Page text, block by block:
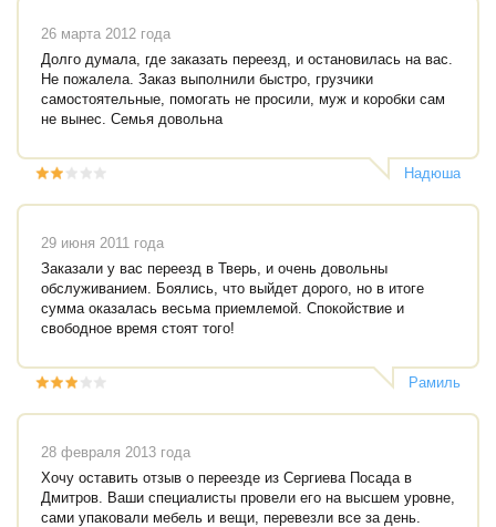
26 марта 2012 года
Долго думала, где заказать переезд, и остановилась на вас.
Не пожалела. Заказ выполнили быстро, грузчики
самостоятельные, помогать не просили, муж и коробки сам
не вынес. Семья довольна
Надюша
29 июня 2011 года
Заказали у вас переезд в Тверь, и очень довольны
обслуживанием. Боялись, что выйдет дорого, но в итоге
сумма оказалась весьма приемлемой. Спокойствие и
свободное время стоят того!
Рамиль
28 февраля 2013 года
Хочу оставить отзыв о переезде из Сергиева Посада в
Дмитров. Ваши специалисты провели его на высшем уровне,
сами упаковали мебель и вещи, перевезли все за день.